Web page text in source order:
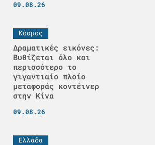
09.08.26
Κόσμος
Δραματικές εικόνες:
Βυθίζεται όλο και
περισσότερο το
γιγαντιαίο πλοίο
μεταφοράς κοντέινερ
στην Κίνα
09.08.26
Ελλάδα